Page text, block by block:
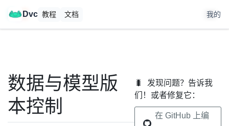
Dvc 教程 文档 我的
数据与模型版
本控制
🐛
发现问题？告诉我
们！或者修复它：
在 GitHub 上编